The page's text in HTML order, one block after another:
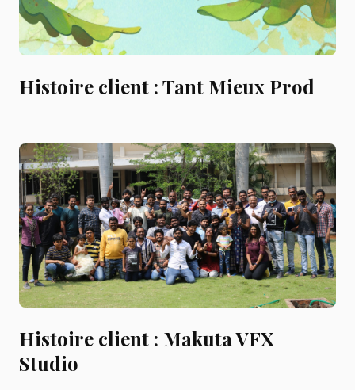
Histoire client : Tant Mieux Prod
Histoire client : Makuta VFX
Studio